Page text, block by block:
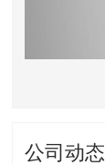
公司动态